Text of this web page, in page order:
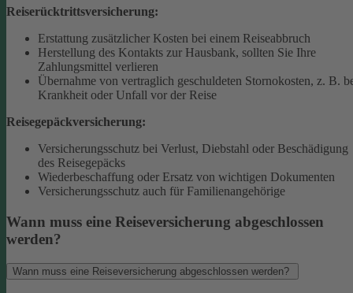
Reiserücktrittsversicherung:
Erstattung zusätzlicher Kosten bei einem Reiseabbruch
Herstellung des Kontakts zur Hausbank, sollten Sie Ihre
Zahlungsmittel verlieren
Übernahme von vertraglich geschuldeten Stornokosten, z. B.
Krankheit oder Unfall vor der Reise
Reisegepäckversicherung:
Versicherungsschutz bei Verlust, Diebstahl oder Beschädigung
des Reisegepäcks
Wiederbeschaffung oder Ersatz von wichtigen Dokumenten
Versicherungsschutz auch für Familienangehörige
Wann muss eine Reiseversicherung abgeschlossen
werden?
Wann muss eine Reiseversicherung abgeschlossen werden?